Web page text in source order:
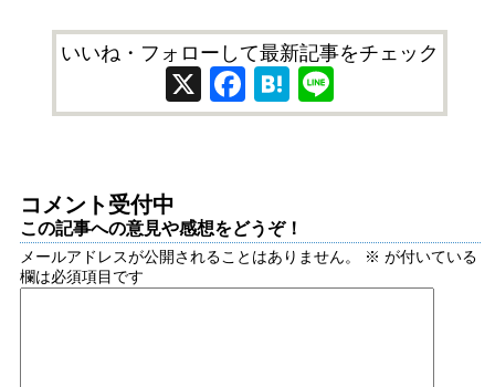
いいね・フォローして最新記事をチェック
X Facebook
Hatena
コメント受付中
この記事への意見や感想をどうぞ！
メールアドレスが公開されることはありません。 ※ が付いている
欄は必須項目です